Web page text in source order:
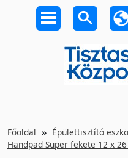
Főoldal Épülettisztító
Handpad Super fekete 12 x